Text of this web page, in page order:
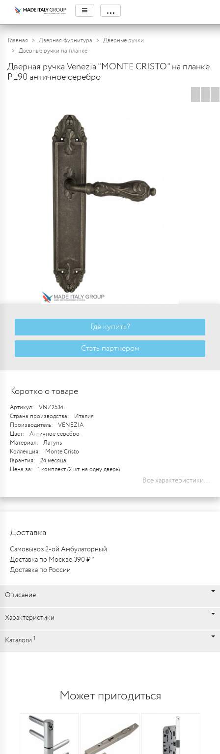
≡ ...
Главная Дверная фурнитура
Дверные ручки
Дверные ручки на планке
Дверная ручка Venezia "MONTE CRISTO" на планке
PL90 античное серебро
Где купить?
Стать партнером
Коротко о товаре
Артикул:
VNZ2534
Страна производства:
Италия
Производитель:
VENEZIA
Цвет:
Античное серебро
Материал:
Латунь
Коллекция:
Monte Cristo
Гарантия:
24 месяца
Цена за:
1 комплект (2 шт. на одну дверь)
Все характеристики...
Доставка
Самовывоз 2-ой Амбулаторный
Доставка по Москве 390 ₽ *
Доставка по России
Описание
Характеристики
Каталоги 1
Может пригодиться